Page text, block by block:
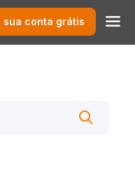
sua conta grátis